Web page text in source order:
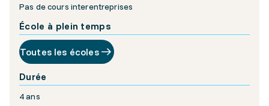
Pas de cours interentreprises
École à plein temps
Toutes les écoles
Durée
4 ans